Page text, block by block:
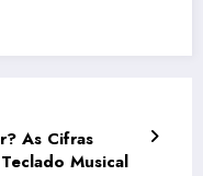
As Cifras
Musical